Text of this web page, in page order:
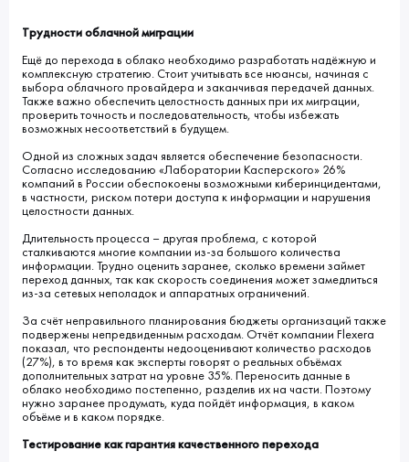
Трудности облачной миграции
Ещё до перехода в облако необходимо разработать надёжную и
комплексную стратегию. Стоит учитывать все нюансы, начиная с
выбора облачного провайдера и заканчивая передачей данных.
Также важно обеспечить целостность данных при их миграции,
проверить точность и последовательность, чтобы избежать
возможных несоответствий в будущем.
Одной из сложных задач является обеспечение безопасности.
Согласно исследованию «Лаборатории Касперского» 26%
компаний в России обеспокоены возможными киберинцидентами,
в частности, риском потери доступа к информации и нарушения
целостности данных.
Длительность процесса – другая проблема, с которой
сталкиваются многие компании из-за большого количества
информации. Трудно оценить заранее, сколько времени займет
переход данных, так как скорость соединения может замедлиться
из-за сетевых неполадок и аппаратных ограничений.
За счёт неправильного планирования бюджеты организаций также
подвержены непредвиденным расходам. Отчёт компании Flexera
показал, что респонденты недооценивают количество расходов
(27%), в то время как эксперты говорят о реальных объёмах
дополнительных затрат на уровне 35%. Переносить данные в
облако необходимо постепенно, разделив их на части. Поэтому
нужно заранее продумать, куда пойдёт информация, в каком
объёме и в каком порядке.
Тестирование как гарантия качественного перехода